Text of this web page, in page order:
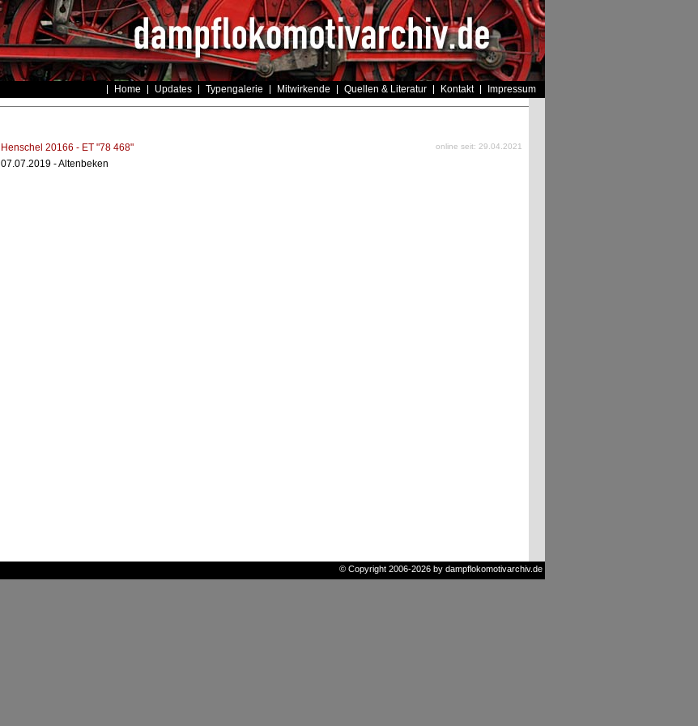
Home Updates Typengalerie Mitwirkende Quellen & Literatur Kontakt Impressum
Henschel 20166 - ET "78 468" online seit: 29.04.2021
07.07.2019 - Altenbeken
© Copyright 2006-2026 by dampflokomotivarchiv.de